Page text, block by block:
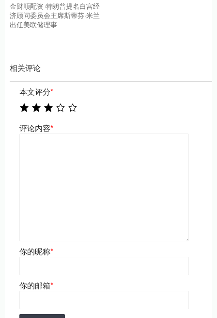
金财顺配资 特朗普提名白宫经
济顾问委员会主席斯蒂芬·米兰
出任美联储理事
相关评论
本文评分*
评论内容*
你的昵称*
你的邮箱*